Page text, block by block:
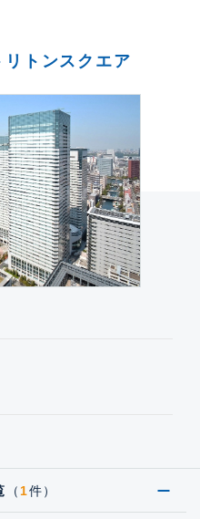
トンスクエア
（1件）